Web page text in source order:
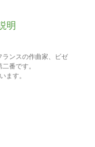
明
ンスの作曲家、ビゼ
番です。
ます。